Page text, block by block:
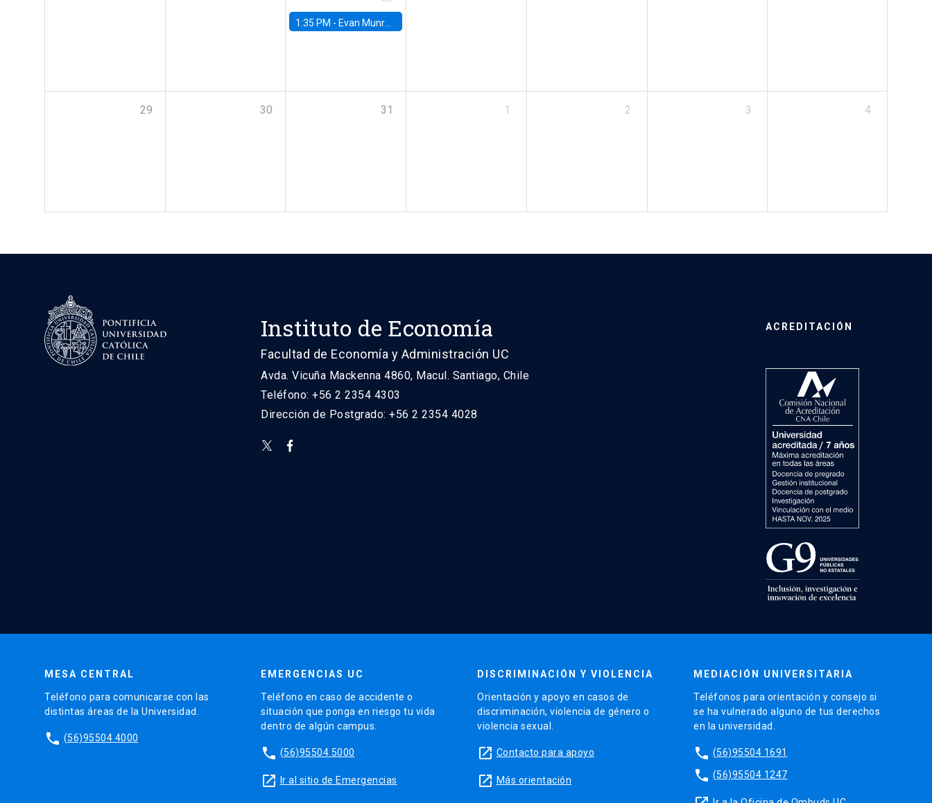
1:35 PM - Evan Munro, Neyman Visiting Assistant Professor in the Department of Statistics at UC Berkeley
29 30 31 1 2 3 4
Instituto de Economía
Facultad de Economía y Administración UC
Avda. Vicuña Mackenna 4860, Macul. Santiago, Chile
Teléfono: +56 2 2354 4303
Dirección de Postgrado: +56 2 2354 4028
ACREDITACIÓN
MESA CENTRAL
Teléfono para comunicarse con las
distintas áreas de la Universidad.
phone (56)95504 4000
EMERGENCIAS UC
Teléfono en caso de accidente o
situación que ponga en riesgo tu vida
dentro de algún campus.
phone (56)95504 5000
launch Ir al sitio de Emergencias
DISCRIMINACIÓN Y VIOLENCIA
Orientación y apoyo en casos de
discriminación, violencia de género o
violencia sexual.
launch Contacto para apoyo
launch Más orientación
MEDIACIÓN UNIVERSITARIA
Teléfonos para orientación y consejo si
se ha vulnerado alguno de tus derechos
en la universidad.
phone (56)95504 1691
phone (56)95504 1247